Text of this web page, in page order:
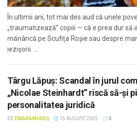
În ultimii ani, tot mai des aud că unele
„traumatizează” copiii — că e prea dur să
mănâncă pe Scufița Roșie sau despre
iezișorii. ...
Târgu Lăpuș: Scandal în jurul
„Nicolae Steinhardt” riscă să-și
personalitatea juridică
DE EMARAMUREȘ 15 AUGUST 2025 0